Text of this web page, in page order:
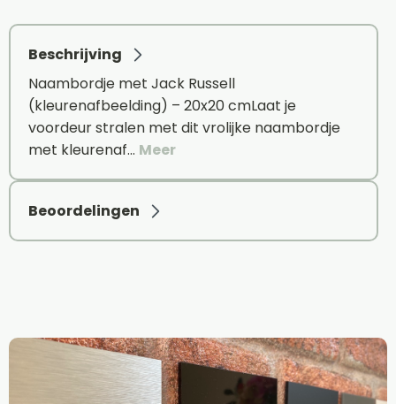
Beschrijving
Naambordje met Jack Russell
(kleurenafbeelding) – 20x20 cmLaat je
voordeur stralen met dit vrolijke naambordje
met kleurenaf… Meer
Beoordelingen